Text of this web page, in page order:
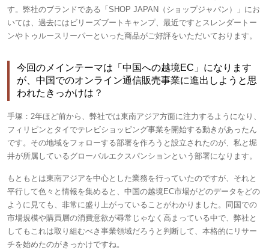
す。弊社のブランドである「SHOP JAPAN（ショップジャパン）」にお
いては、過去にはビリーズブートキャンプ、最近ですとスレンダートー
ンやトゥルースリーパーといった商品がご好評をいただいております。
今回のメインテーマは「中国への越境EC」になります
が、中国でのオンライン通信販売事業に進出しようと思
われたきっかけは？
手塚： 2年ほど前から、弊社では東南アジア方面に注力するようになり、
フィリピンとタイでテレビショッピング事業を開始する動きがあったん
です。その地域をフォローする部署を作ろうと設立されたのが、私と堀
井が所属しているグローバルエクスパンションという部署になります。
もともとは東南アジアを中心とした業務を行っていたのですが、それと
平行して色々と情報を集めると、中国の越境EC市場がどのデータをどの
ように見ても、非常に盛り上がっていることがわかりました。同国での
市場規模や購買層の消費意欲が尋常じゃなく高まっている中で、弊社と
してもこれは取り組むべき事業領域だろうと判断して、本格的にリサー
チを始めたのがきっかけですね。